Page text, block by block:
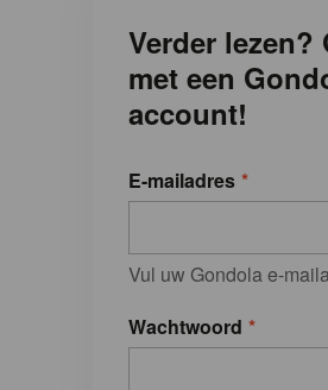
Verder lezen?
met een
account!
E-mailadres
Vul uw Gondola e-
Wachtwoord